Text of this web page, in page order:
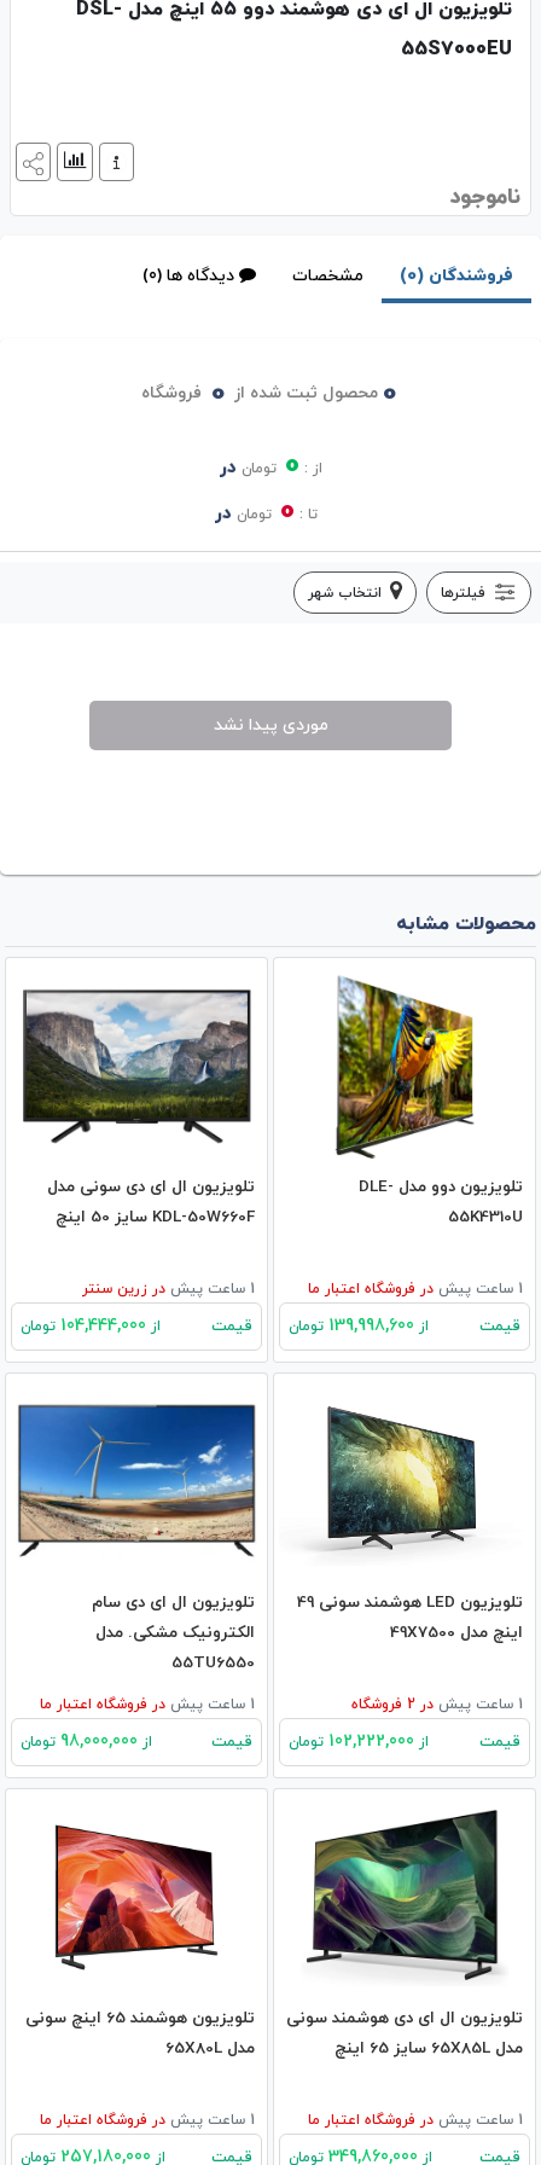
تلویزیون ال ای دی هوشمند دوو ۵۵ اینچ مدل DSL-
55S7000EU
ناموجود
فروشندگان (0) مشخصات دیدگاه ها (0)
0 محصول ثبت شده از 0 فروشگاه
از : 0 تومان در
تا : 0 تومان در
فیلترها انتخاب شهر
موردی پیدا نشد
محصولات مشابه
تلویزیون دوو مدل DLE-
55K4310U
1 ساعت پیش در فروشگاه اعتبار ما
قیمت از تومان
تلویزیون ال ای دی سونی مدل
KDL-50W660F سایز 50 اینچ
1 ساعت پیش در زرین سنتر
قیمت از تومان
تلویزیون LED هوشمند سونی 49
اینچ مدل 49X7500
1 ساعت پیش در فروشگاه
قیمت از تومان
تلویزیون ال ای دی سام
الکترونیک مشکی. مدل
55TU6550
1 ساعت پیش در فروشگاه اعتبار ما
قیمت از تومان
تلویزیون ال ای دی هوشمند سونی
مدل 65X85L سایز 65 اینچ
1 ساعت پیش در فروشگاه اعتبار ما
قیمت از تومان
تلویزیون هوشمند 65 اینچ سونی
مدل 65X80L
1 ساعت پیش در فروشگاه اعتبار ما
قیمت از تومان